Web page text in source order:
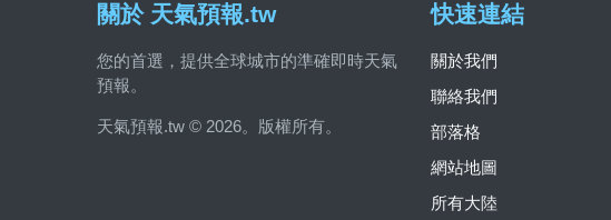
關於 天氣預報.tw
您的首選，提供全球城市的準確即時天氣
預報。
天氣預報.tw © 2026。版權所有。
快速連結
關於我們
聯絡我們
部落格
網站地圖
所有大陸